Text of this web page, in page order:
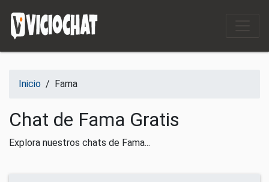
Inicio / Fama
Chat de Fama Gratis
Explora nuestros chats de Fama...